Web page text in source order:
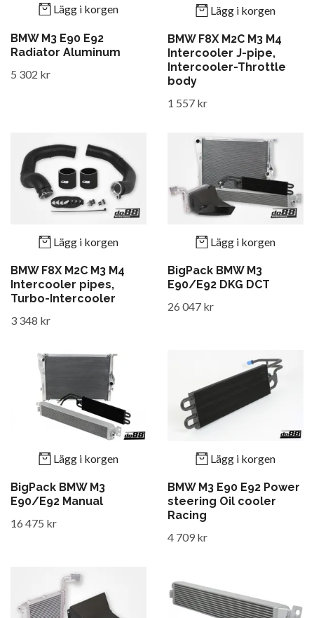
Lägg i korgen
BMW M3 E90 E92
Radiator Aluminum
5 302 kr
Lägg i korgen
BMW F8X M2C M3 M4
Intercooler J-pipe,
Intercooler-Throttle
body
1 557 kr
Lägg i korgen
BMW F8X M2C M3 M4
Intercooler pipes,
Turbo-Intercooler
3 348 kr
Lägg i korgen
BigPack BMW M3
E90/E92 DKG DCT
26 047 kr
Lägg i korgen
BigPack BMW M3
E90/E92 Manual
16 475 kr
Lägg i korgen
BMW M3 E90 E92 Power
steering Oil cooler
Racing
4 709 kr